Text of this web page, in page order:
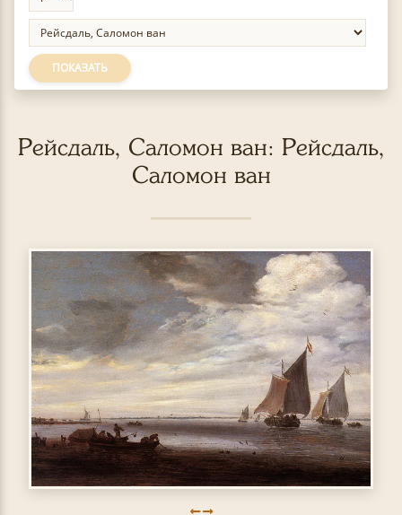
ПОКАЗАТЬ
Рейсдаль, Саломон ван: Рейсдаль,
Саломон ван